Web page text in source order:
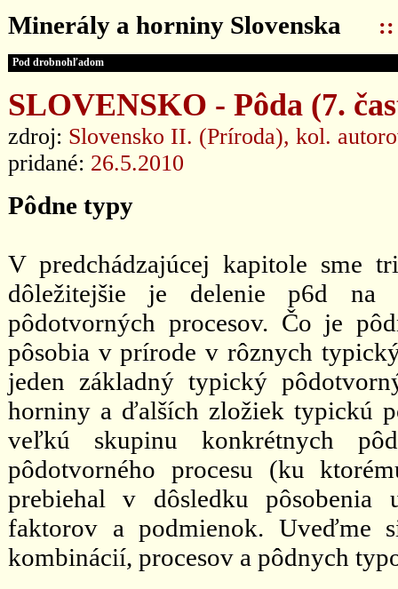
Minerály a horniny Slovenska ::
Pod drobnohľadom
SLOVENSKO - Pôda (7.
zdroj: Slovensko II. (Príroda), kol.
pridané: 26.5.2010
Pôdne typy
V predchádzajúcej kapitole sme
dôležitejšie je delenie p6d na
pôdotvorných procesov. Čo je
pôsobia v prírode v rôznych
jeden základný typický
horniny a ďalších zložiek typickú
veľkú skupinu konkrétnych
pôdotvorného procesu (ku
prebiehal v dôsledku pôsobenia
faktorov a podmienok. Uveďme
kombinácií, procesov a pôdnych